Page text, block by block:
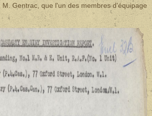
Gentrac, que l'un des membres d'équipage